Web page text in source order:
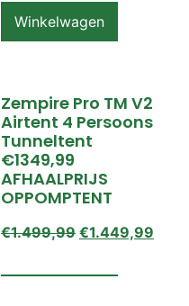
Winkelwagen
Zempire Pro TM V2
Airtent 4 Persoons
Tunneltent
€1349,99
AFHAALPRIJS
OPPOMPTENT
€1.499,99 €1.449,99